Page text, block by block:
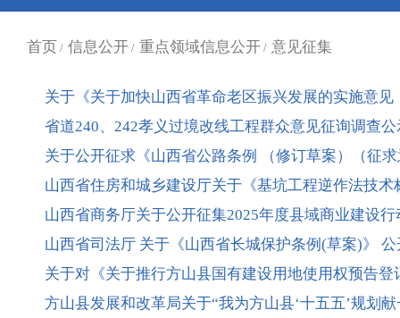
首页 / 信息公开 / 重点领域信息公开 / 意见征集
关于《关于加快山西省革命老区振兴发展的实施意
省道240、242孝义过境改线工程群众意见征询调查公
关于公开征求《山西省公路条例 （修订草案）（征
山西省住房和城乡建设厅关于《基坑工程逆作法技
山西省商务厅关于公开征集2025年度县域商业建设
山西省司法厅 关于《山西省长城保护条例(草案)》
关于对《关于推行方山县国有建设用地使用权预告
方山县发展和改革局关于“我为方山县‘十五五’规划